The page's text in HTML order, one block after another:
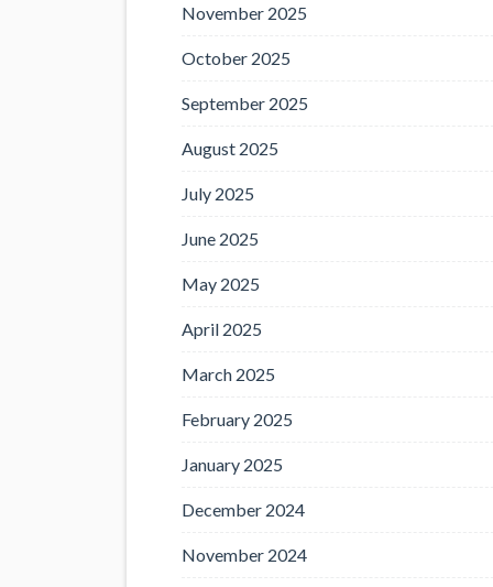
November 2025
October 2025
September 2025
August 2025
July 2025
June 2025
May 2025
April 2025
March 2025
February 2025
January 2025
December 2024
November 2024